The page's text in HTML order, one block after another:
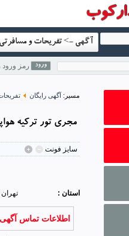
آگهی -> تفریحات و مسافرتی
رمز ورود
مسیر: آگهی رایگان
مجری تور ترکیه
سايز فونت
استان : تهران
اطلاعات تماس